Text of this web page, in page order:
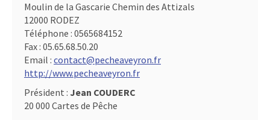
Moulin de la Gascarie Chemin des Attizals
12000 RODEZ
Téléphone : 0565684152
Fax : 05.65.68.50.20
Email : contact@pecheaveyron.fr
http://www.pecheaveyron.fr
Président : Jean COUDERC
20 000 Cartes de Pêche